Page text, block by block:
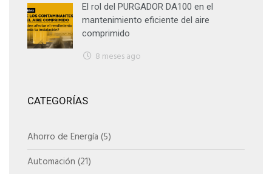
El rol del PURGADOR DA100 en el
mantenimiento eficiente del aire
comprimido
8 meses ago
CATEGORÍAS
Ahorro de Energía (5)
Automación (21)